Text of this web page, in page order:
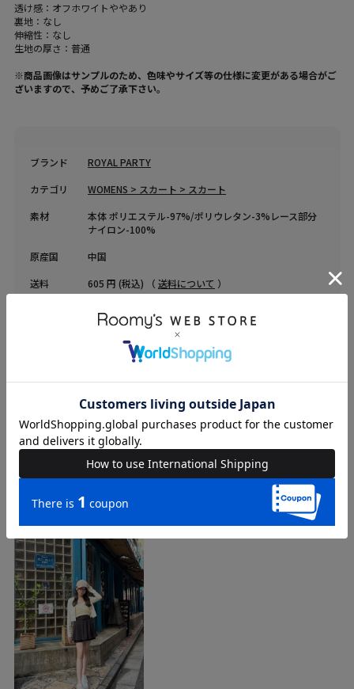
透け感：オフホワイトややあり
裏地：なし
伸縮性：なし
生地の厚さ：普通
※商品画像はサンプルのため、色味やサイズ等の仕様に変更がある場合がご
ざいますので、予めご了承下さい。
ブランド
ROYAL PARTY
カテゴリ
WOMENS > スカート > スカート
素材
本体 ポリエステル-97%/ポリウレタン-3%レース部分
ナイロン-100%
原産国
中国
送料
605 円 (税込) （ 送料について ）
返品特約
レースショーパン付タックプリーツミニスカート
COORDINATE Instagram Post